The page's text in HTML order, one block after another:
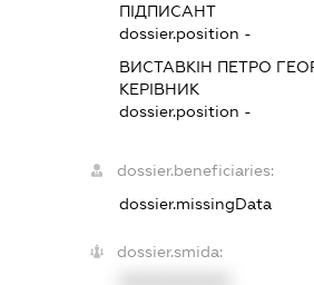
ПІДПИСАНТ
dossier.position -
ВИСТАВКІН ПЕТРО
КЕРІВНИК
dossier.position -
dossier.beneficiaries:
dossier.missingData
dossier.smida: